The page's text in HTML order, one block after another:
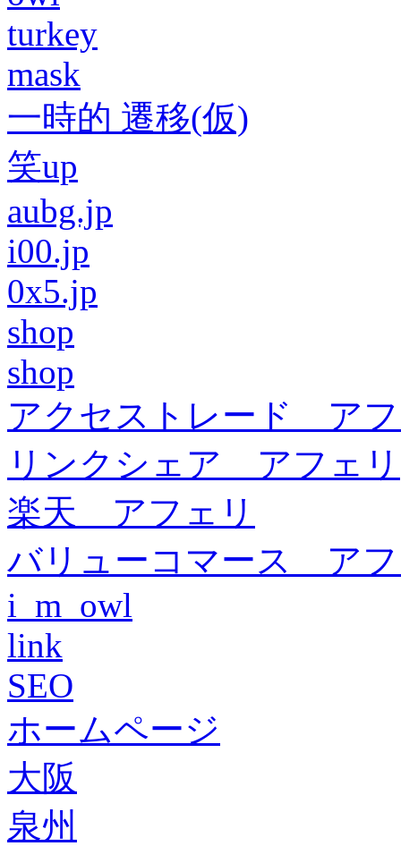
turkey
mask
一時的 遷移(仮)
笑up
aubg.jp
i00.jp
0x5.jp
shop
shop
アクセストレード ア
リンクシェア アフェリ
楽天 アフェリ
バリューコマース ア
i_m_owl
link
SEO
ホームページ
大阪
泉州